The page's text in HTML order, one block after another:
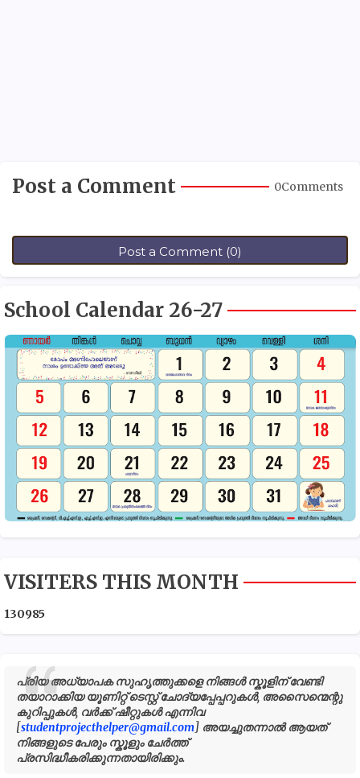
Post a Comment 0Comments
Post a Comment (0)
School Calendar 26-27
VISITERS THIS MONTH
130985
പ്രിയ അധ്യാപക സുഹൃത്തുക്കളെ നിങ്ങൾ സ്കൂളിന് വേണ്ടി
തയാറാക്കിയ യൂണിറ്റ് ടെസ്റ്റ് ചോദ്യപ്പേപ്പറുകൾ, അസൈന്മെന്റു
കുറിപ്പുകൾ, വർക്ക് ഷീറ്റുകൾ എന്നിവ
[studentprojecthelper@gmail.com] അയച്ചുതന്നാൽ ആയത്
നിങ്ങളുടെ പേരും സ്കൂളും ചേർത്ത്
പ്രസിദ്ധീകരിക്കുന്നതായിരിക്കും.